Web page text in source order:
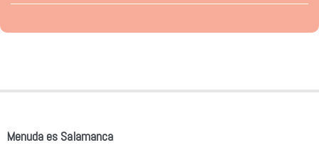
Menuda es Salamanca